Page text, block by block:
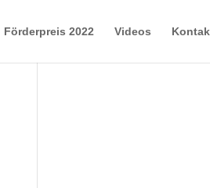
Förderpreis 2022 Videos